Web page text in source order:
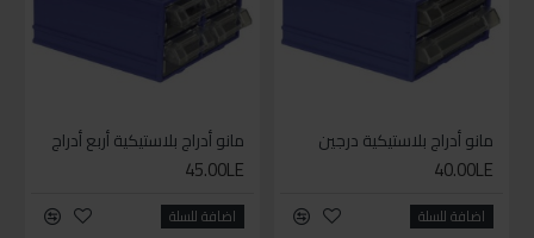
مانو أدراج بلاستيكية درجين
40.00LE
اضافة للسلة
مانو أدراج بلاستيكية أربع أدراج
45.00LE
اضافة للسلة